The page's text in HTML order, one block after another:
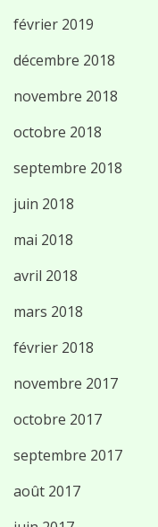
février 2019
décembre 2018
novembre 2018
octobre 2018
septembre 2018
juin 2018
mai 2018
avril 2018
mars 2018
février 2018
novembre 2017
octobre 2017
septembre 2017
août 2017